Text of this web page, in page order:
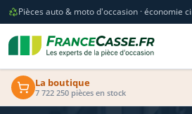
Pièces auto & moto d'occasion · économie
La boutique
7 722 250 pièces en stock